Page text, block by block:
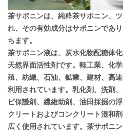
茶サポニンは、純粋茶サポニン、
れ、その有効成分はサポニンであ
ちます。
茶サポニン液は、炭水化物配糖体
天然界面活性剤です。軽工業、化
殖、紡織、石油、鉱業、建材、高
利用されています。乳化剤、洗剤
ビ保護剤、繊維助剤、油田採掘の
クリートおよびコンクリート混和
広く使用されています。茶サポニ